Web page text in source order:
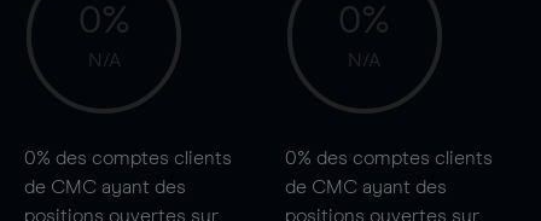
0%
N/A
0% des comptes clients
de CMC ayant des
positions ouvertes sur
0%
N/A
0% des comptes clients
de CMC ayant des
positions ouvertes sur